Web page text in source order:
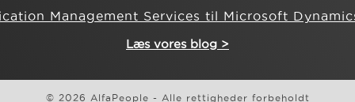
Management Services til Microsoft
Læs vores blog >
© 2026 AlfaPeople - Alle rettigheder forbeholdt